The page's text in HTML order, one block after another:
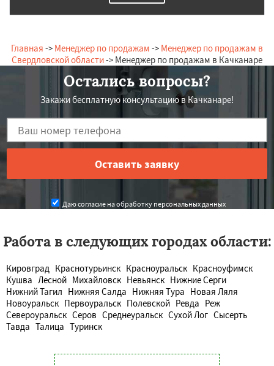
Главная -> Менеджер по продажам -> Менеджер по продажам в
Свердловской области-> Менеджер по продажам в Качканаре
Остались вопросы?
Закажи бесплатную консультацию в Качканаре!
Даю согласие на обработку персональных данных
Работа в следующих городах области:
Кировград Краснотурьинск Красноуральск Красноуфимск
Кушва Лесной Михайловск Невьянск Нижние Серги
Нижний Тагил Нижняя Салда Нижняя Тура Новая Ляля
Новоуральск Первоуральск Полевской Ревда Реж
Североуральск Серов Среднеуральск Сухой Лог Сысерть
Тавда Талица Туринск